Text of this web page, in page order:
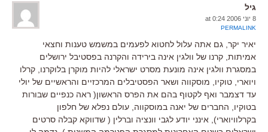
גיל
8 יוני 2006 at 0:24
PERMALINK
יאיר יקר, גם אתה עלול לחטוא לפעמים במשמש טענות וחצאי
אמיתות, קרנו של וולגין אינה בירידה והקרנה בפסטיבל ירושלים
במסגרת וולגין אינה מונעת מסרט ישראלי להיות מוקרן בלוקרנו, קרלו
ויוארי, טוקיו, מוסקווה ושאר הפסטיבלים המרכזיים והראשיים של יולי
עד דצמבר ואף לקטוף בהם את הפרס הראשון( ראה כנפיים שבורות
בטוקיו, החברים של יאנה במוסקווה, עולם נפלא של חלפון
בקרלוויוארי), אינני יודע לגבי וונציה וברלין ( שדווקא קבלה סרטים